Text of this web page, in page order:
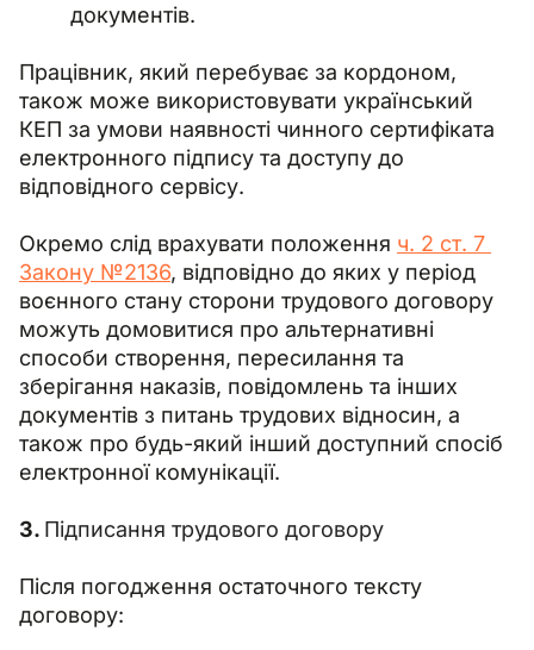
документів.
Працівник, який перебуває за кордоном,
також може використовувати український
КЕП за умови наявності чинного сертифіката
електронного підпису та доступу до
відповідного сервісу.
Окремо слід врахувати положення ч. 2 ст. 7
Закону №2136, відповідно до яких у період
воєнного стану сторони трудового договору
можуть домовитися про альтернативні
способи створення, пересилання та
зберігання наказів, повідомлень та інших
документів з питань трудових відносин, а
також про будь-який інший доступний спосіб
електронної комунікації.
3. Підписання трудового договору
Після погодження остаточного тексту
договору: